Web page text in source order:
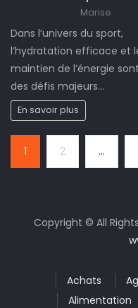
Marise
Dans l’univers du sport,
l’hydratation efficace et
maintien de l’énergie sont
des défis majeurs…
En savoir plus
1 2 …
Copyright © All
Achats
Alimentation